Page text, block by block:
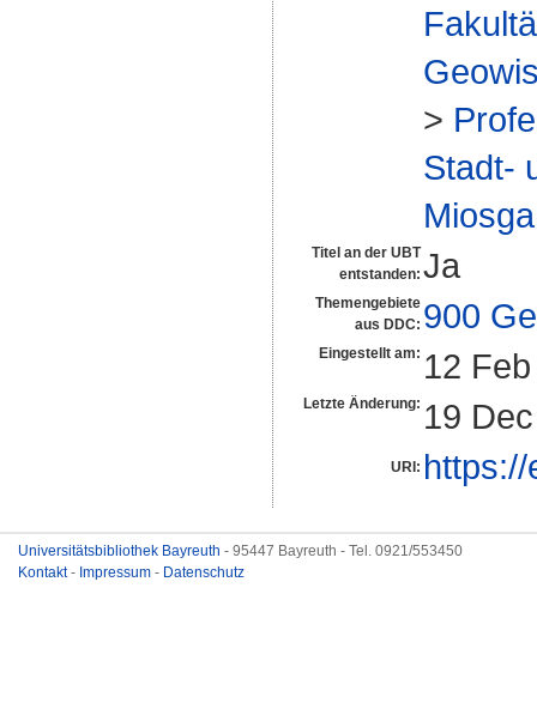
>
Stadt-
Miosga
Titel an der UBT
entstanden: Ja
Themengebiete
aus DDC: 900
Eingestellt am: 12
Letzte Änderung: 19
URI:
Universitätsbibliothek Bayreuth - 95447 Bayreuth - Tel. 0921/553450
Kontakt- Impressum - Datenschutz